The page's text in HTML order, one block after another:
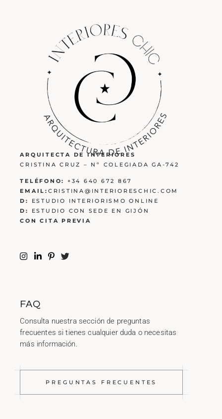
ARQUITECTA DE INTERIORES
CRISTINA CRUZ – Nº COLEGIADA GA-742
TELÉFONO:
+34 640 672 867
EMAIL: CRISTINA@INTERIORESCHIC.COM
D:
ESTUDIO INTERIORISMO ONLINE
D:
ESTUDIO CON SEDE EN GIJÓN
CON CITA PREVIA
FAQ
Consulta nuestra sección de preguntas
frecuentes si tienes cualquier duda o necesitas
más información.
PREGUNTAS FRECUENTES